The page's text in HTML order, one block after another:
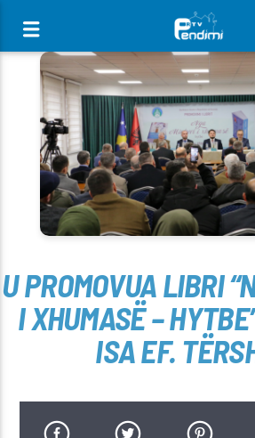
[There are no radio stations in the
U PROMOVUA LIBRI
I XHUMASË –
ISA EF.